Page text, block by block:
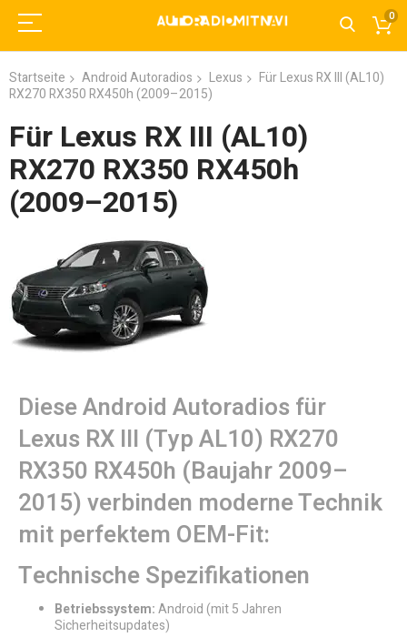
0
Startseite Android Autoradios Lexus
Für Lexus RX III (AL10)
RX270 RX350 RX450h (2009–2015)
Für Lexus RX III (AL10)
RX270 RX350 RX450h
(2009–2015)
Diese Android Autoradios für
Lexus RX III (Typ AL10) RX270
RX350 RX450h (Baujahr 2009–
2015) verbinden moderne Technik
mit perfektem OEM-Fit:
Technische Spezifikationen
Betriebssystem:Android (mit 5 Jahren
Sicherheitsupdates)